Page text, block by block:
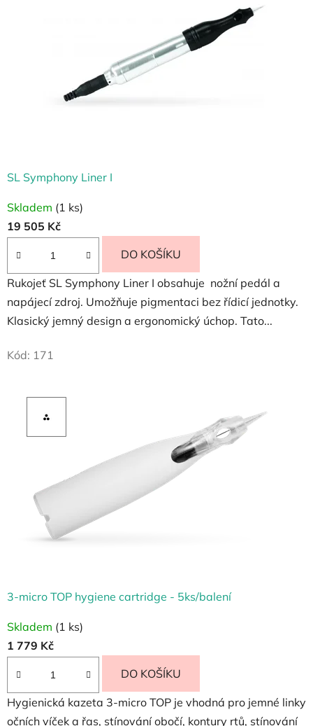
SL Symphony Liner I
Skladem (1 ks)
19 505 Kč
DO KOŠÍKU
Rukojeť SL Symphony Liner I obsahuje nožní pedál a
napájecí zdroj. Umožňuje pigmentaci bez řídicí jednotky.
Klasický jemný design a ergonomický úchop. Tato...
Kód: 171
3-micro TOP hygiene cartridge - 5ks/balení
Skladem (1 ks)
1 779 Kč
DO KOŠÍKU
Hygienická kazeta 3-micro TOP je vhodná pro jemné linky
očních víček a řas, stínování obočí, kontury rtů, stínování